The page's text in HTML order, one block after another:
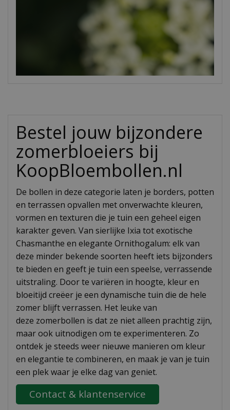
Bestel jouw bijzondere
zomerbloeiers bij
KoopBloembollen.nl
De bollen in deze categorie laten je borders, potten
en terrassen opvallen met onverwachte kleuren,
vormen en texturen die je tuin een geheel eigen
karakter geven. Van sierlijke Ixia tot exotische
Chasmanthe en elegante Ornithogalum: elk van
deze minder bekende soorten heeft iets bijzonders
te bieden en geeft je tuin een speelse, verrassende
uitstraling. Door te variëren in hoogte, kleur en
bloeitijd creëer je een dynamische tuin die de hele
zomer blijft verrassen. Het leuke van
deze zomerbollen is dat ze niet alleen prachtig zijn,
maar ook uitnodigen om te experimenteren. Zo
ontdek je steeds weer nieuwe manieren om kleur
en elegantie te combineren, en maak je van je tuin
een plek waar je elke dag van geniet.
Contact & klantenservice